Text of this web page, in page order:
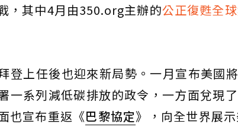
，其中4月由350.org主辦的公正復甦全
登上任後也迎來新局勢。一月宣布美國
一系列減低碳排放的政令，一方面兌現
也宣布重返《巴黎協定》，向全世界展